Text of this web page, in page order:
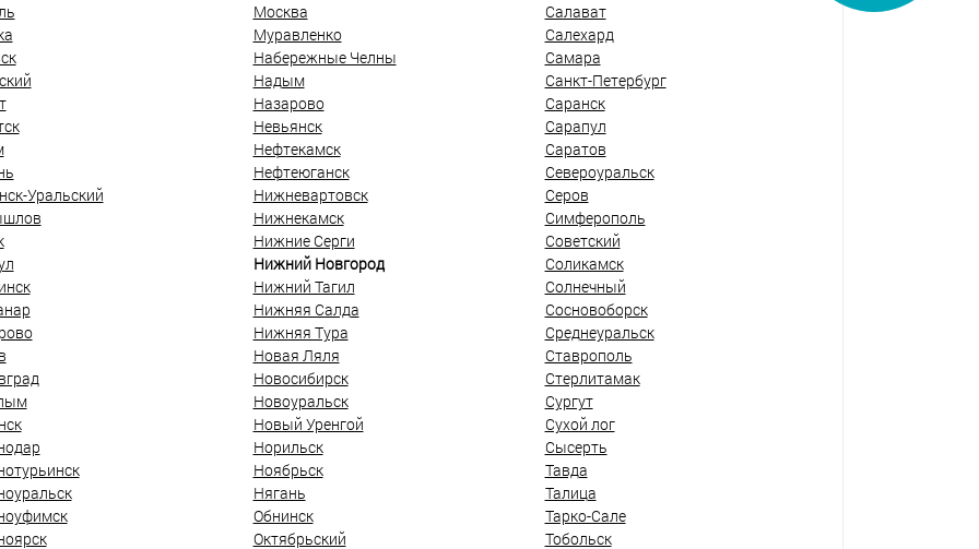
Уральский
Москва
Муравленко
Набережные Челны
Надым
Назарово
Невьянск
Нефтекамск
Нефтеюганск
Нижневартовск
Нижнекамск
Нижние Серги
Нижний Новгород
Нижний Тагил
Нижняя Салда
Нижняя Тура
Новая Ляля
Новосибирск
Новоуральск
Новый Уренгой
Норильск
Ноябрьск
Нягань
Обнинск
Октябрьский
Салават
Салехард
Самара
Санкт-Петербург
Саранск
Сарапул
Саратов
Североуральск
Серов
Симферополь
Советский
Соликамск
Солнечный
Сосновоборск
Среднеуральск
Ставрополь
Стерлитамак
Сургут
Сухой лог
Сысерть
Тавда
Талица
Тарко-Сале
Тобольск